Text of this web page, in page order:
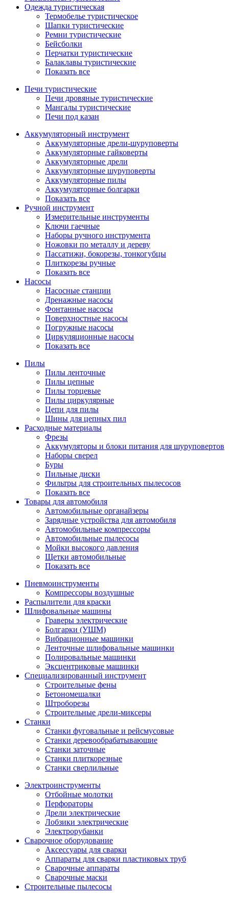
Одежда туристическая
Термобелье туристическое
Шапки туристические
Ремни туристические
Бейсболки
Перчатки туристические
Балаклавы туристические
Показать все
Печи туристические
Печи дровяные туристические
Мангалы туристические
Печи под казан
Аккумуляторный инструмент
Аккумуляторные дрели-шуруповерты
Аккумуляторные гайковерты
Аккумуляторные дрели
Аккумуляторные шуруповерты
Аккумуляторные пилы
Аккумуляторные болгарки
Показать все
Ручной инструмент
Измерительные инструменты
Ключи гаечные
Наборы ручного инструмента
Ножовки по металлу и дереву
Пассатижи, бокорезы, тонкогубцы
Плиткорезы ручные
Показать все
Насосы
Насосные станции
Дренажные насосы
Фонтанные насосы
Поверхностные насосы
Погружные насосы
Циркуляционные насосы
Показать все
Пилы
Пилы ленточные
Пилы цепные
Пилы торцевые
Пилы циркулярные
Цепи для пилы
Шины для цепных пил
Расходные материалы
Фрезы
Аккумуляторы и блоки питания для шуруповертов
Наборы сверел
Буры
Пильные диски
Фильтры для строительных пылесосов
Показать все
Товары для автомобиля
Автомобильные органайзеры
Зарядные устройства для автомобиля
Автомобильные компрессоры
Автомобильные пылесосы
Мойки высокого давления
Щетки автомобильные
Показать все
Пневмоинструменты
Компрессоры воздушные
Распылители для краски
Шлифовальные машины
Граверы электрические
Болгарки (УШМ)
Вибрационные машинки
Ленточные шлифовальные машинки
Полировальные машинки
Эксцентриковые машинки
Специализированный инструмент
Строительные фены
Бетономешалки
Штроборезы
Строительные дрели-миксеры
Станки
Станки фуговальные и рейсмусовые
Станки деревообрабатывающие
Станки заточные
Станки плиткорезные
Станки сверлильные
Электроинструменты
Отбойные молотки
Перфораторы
Дрели электрические
Лобзики электрические
Электрорубанки
Сварочное оборудование
Аксессуары для сварки
Аппараты для сварки пластиковых труб
Сварочные аппараты
Сварочные маски
Строительные пылесосы